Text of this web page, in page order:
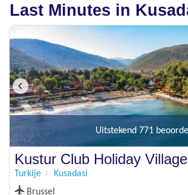
Last Minutes in
Uitstekend 771
Kustur Club Holiday Village
Turkije
Kusadasi
Brussel